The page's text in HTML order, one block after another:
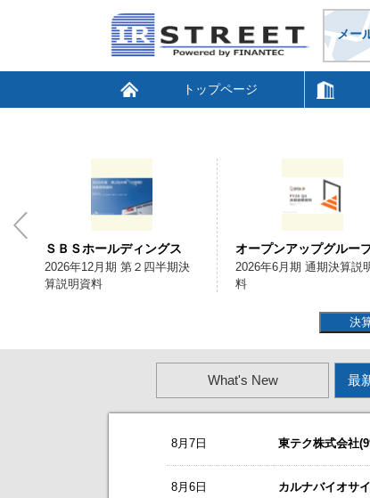
メー
トップページ
ＳＢＳホールディングス
2026年12月期 第２四半期決
算説明資料
オープンアップグルー
2026年6月期 通期決算説
料
決算
What's New 最
2026/08/07 NEW
8月7日 東テク株式会社
8月6日 カルナバイオサ
お知らせ
8/3 カバー(5253)の掲載を開始いた